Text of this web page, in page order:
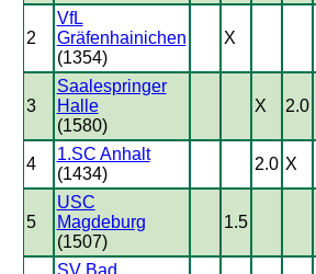
2
VfL
Gräfenhainichen
(1354)
X
3
Saalespringer
Halle
(1580)
X 2.0
4
1.SC Anhalt
(1434)
2.0 X
5
USC
Magdeburg
(1507)
1.5
SV Bad